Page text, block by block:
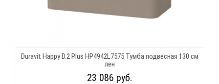
Duravit Happy D.2 Plus HP4942L7575 Тумба подвесная 130 см
лен
23 086 руб.